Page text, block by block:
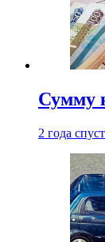
Сумму
2 года